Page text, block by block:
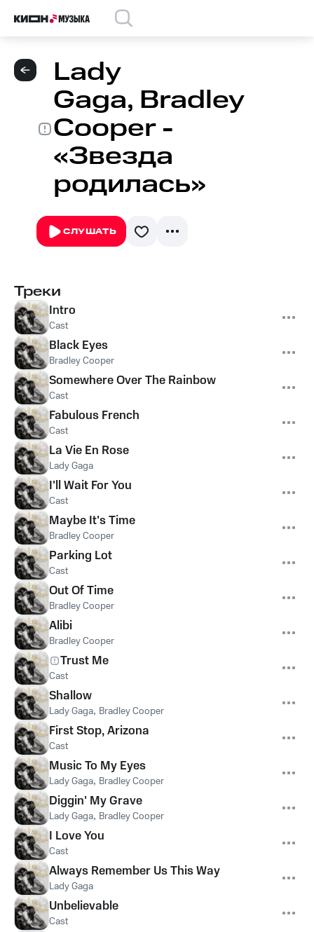
Lady
Gaga, Bradley
Cooper -
«Звезда
родилась»
СЛУШАТЬ
Треки
Intro
Cast
Black Eyes
Bradley Cooper
Somewhere Over The Rainbow
Cast
Fabulous French
Cast
La Vie En Rose
Lady Gaga
I'll Wait For You
Cast
Maybe It's Time
Bradley Cooper
Parking Lot
Cast
Out Of Time
Bradley Cooper
Alibi
Bradley Cooper
Trust Me
Cast
Shallow
Lady Gaga, Bradley Cooper
First Stop, Arizona
Cast
Music To My Eyes
Lady Gaga, Bradley Cooper
Diggin' My Grave
Lady Gaga, Bradley Cooper
I Love You
Cast
Always Remember Us This Way
Lady Gaga
Unbelievable
Cast